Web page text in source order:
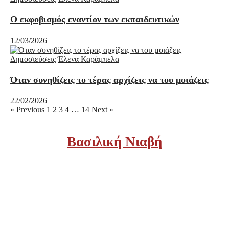
Ο εκφοβισμός εναντίον των εκπαιδευτικών
12/03/2026
Δημοσιεύσεις Έλενα Καράμπελα
Όταν συνηθίζεις το τέρας αρχίζεις να του μοιάζεις
22/02/2026
« Previous 1 2 3 4 … 14 Next »
Βασιλική Νιαβή